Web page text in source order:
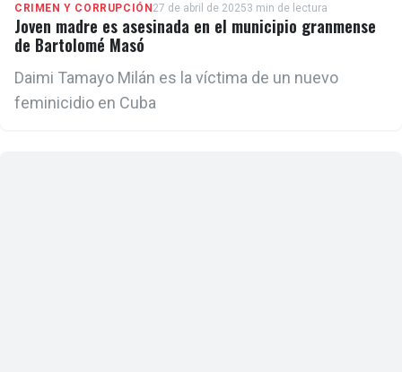
CRIMEN Y CORRUPCIÓN27 de abril de 20253 min de lectura
Joven madre es asesinada en el municipio granmense
de Bartolomé Masó
Daimi Tamayo Milán es la víctima de un nuevo
feminicidio en Cuba